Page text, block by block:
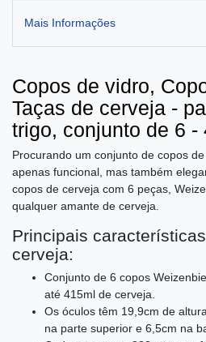
Mais Informações
Copos de vidro,
Taças de cerveja -
trigo, conjunto de 6 -
Procurando um conjunto de copos
apenas funcional, mas também
copos de cerveja com 6 peças,
qualquer amante de cerveja.
Principais
cerveja:
Conjunto de 6 copos
até 415ml de cerveja.
Os óculos têm 19,9cm de
na parte superior e 6,5cm na